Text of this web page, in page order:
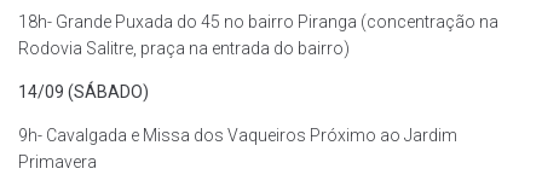
18h- Grande Puxada do 45 no bairro Piranga (concentração na
Rodovia Salitre, praça na entrada do bairro)
14/09 (SÁBADO)
9h- Cavalgada e Missa dos Vaqueiros Próximo ao Jardim
Primavera